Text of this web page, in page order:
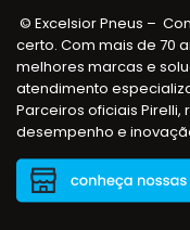
© Excelsior Pneus –
certo. Com mais de 70
melhores marcas e
atendimento
Parceiros oficiais
desempenho e